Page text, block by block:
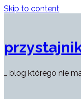
Skip to content
… blog którego nie